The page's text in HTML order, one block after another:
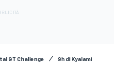
GT Challenge 9h di Kyalami